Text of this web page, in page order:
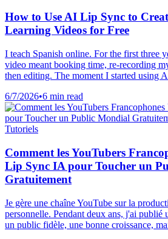
How to Use AI Lip Sync to
Learning Videos for Free
I teach Spanish online. For the first three
video meant booking time, re-recording
then editing. The moment I started using
6/7/2026•6 min read
Tutoriels
Comment les YouTubers
Lip Sync IA pour Toucher un
Gratuitement
Je gère une chaîne YouTube sur la
personnelle. Pendant deux ans, j'ai
un public fidèle, une bonne croissance,